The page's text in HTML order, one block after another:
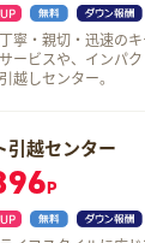
寧・親切・迅速の
ービスや、インパ
越しセンター。
引越センター
P